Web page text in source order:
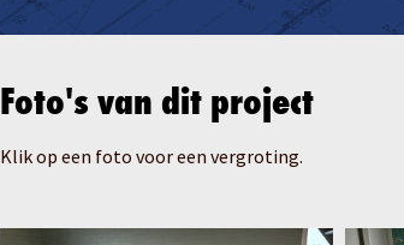
Foto's van dit project
Klik op een foto voor een vergroting.